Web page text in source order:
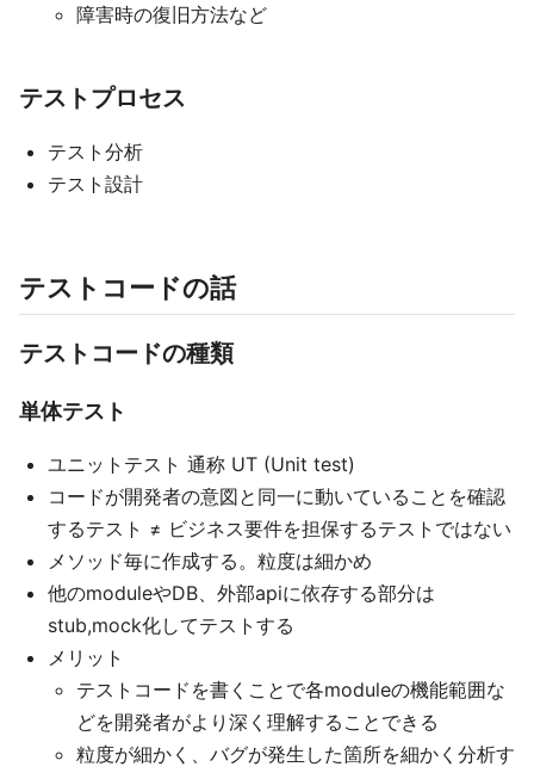
障害時の復旧方法など
テストプロセス
テスト分析
テスト設計
テストコードの話
テストコードの種類
単体テスト
ユニットテスト 通称 UT (Unit test)
コードが開発者の意図と同一に動いていることを確認
するテスト ≠ ビジネス要件を担保するテストではない
メソッド毎に作成する。粒度は細かめ
他のmoduleやDB、外部apiに依存する部分は
stub,mock化してテストする
メリット
テストコードを書くことで各moduleの機能範囲な
どを開発者がより深く理解することできる
粒度が細かく、バグが発生した箇所を細かく分析す